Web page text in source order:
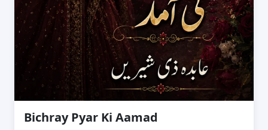
Bichray Pyar Ki Aamad